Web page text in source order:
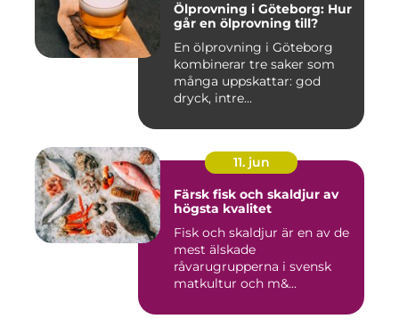
Ölprovning i Göteborg: Hur
går en ölprovning till?
En ölprovning i Göteborg
kombinerar tre saker som
många uppskattar: god
dryck, intre...
11. jun
Färsk fisk och skaldjur av
högsta kvalitet
Fisk och skaldjur är en av de
mest älskade
råvarugrupperna i svensk
matkultur och m&...